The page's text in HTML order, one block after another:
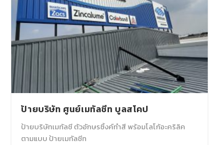
ป้ายบริษัท ศูนย์เมทัลชีท บูลสโคป
ป้ายบริษัทเมทัลชี ตัวอักษรซิ้งค์ทำสี พร้อมโลโก้อะคริลิค
ตามแบบ ป้ายเมทัลชีท